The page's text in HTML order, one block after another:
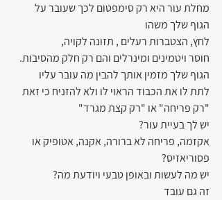
מחלת עור היא רק סימפטום לכך שעובר על
הגוף שלך משהו
לחץ, הצטברות רעלים , תזונה לקויה,
חוסר ויטמינים ומינרלים והם רק חלק מהסיבות.
הגוף שלך מזמין אותך להבין מה עובר עליו
לתת לו את הכבוד הראוי לו ולא להזניח כי זאת
"רק פריחה" או "רק קצת מגרד"
יש לך בעיית עור?
אקזמה, פריחה לא ברורה, אקנה, אטופיק או
פסוריאזיס?
יש מה לעשות ובאופן טבעי ויודעת מה?
זה גם עובד